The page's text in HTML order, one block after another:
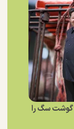
گوشت سگ را